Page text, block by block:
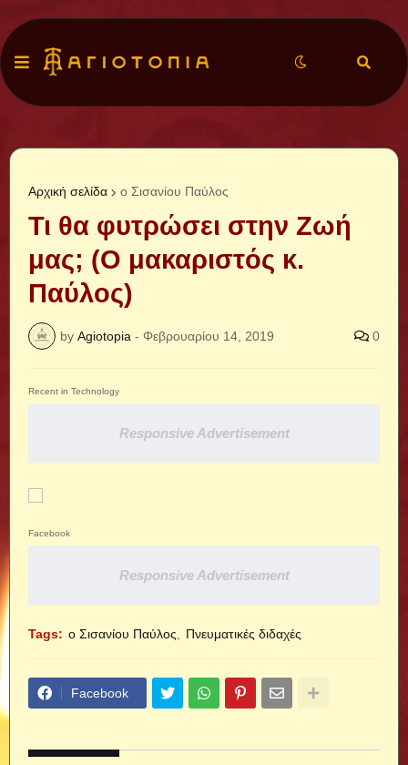
Αρχική σελίδα ο Σισανίου Παύλος
Τι θα φυτρώσει στην Ζωή
μας; (Ο μακαριστός κ.
Παύλος)
by Agiotopia - Φεβρουαρίου 14, 2019 0
Recent in Technology
Responsive Advertisement
Facebook
Responsive Advertisement
Tags: ο Σισανίου Παύλος Πνευματικές διδαχές
Facebook